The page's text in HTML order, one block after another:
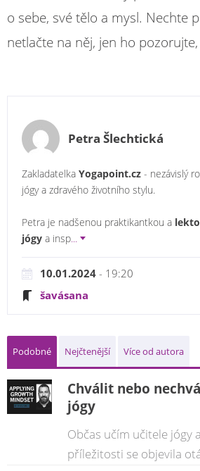
o sebe, své tělo a mysl. Nechte
netlačte na něj, jen ho
Petra Šlechtická
Zakladatelka Yogapoint.cz - nezávislý
jógy a zdravého životního stylu.
Petra je nadšenou praktikantkou a
jógy a insp...
10.01.2024 - 19:20
šavásana
Podobné Nejčtenější Více od autora
Chválit nebo
jógy
Občas učím učitele jógy
příležitosti se objevila